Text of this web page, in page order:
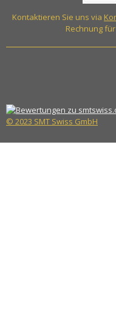
Kontaktieren Sie uns via
Rechnung
© 2023 SMT Swiss GmbH